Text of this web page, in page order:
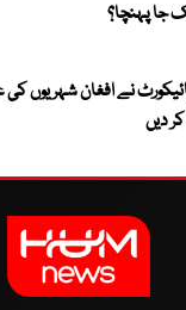
جا پہنچا؟
نے افغان شہریوں
دیں